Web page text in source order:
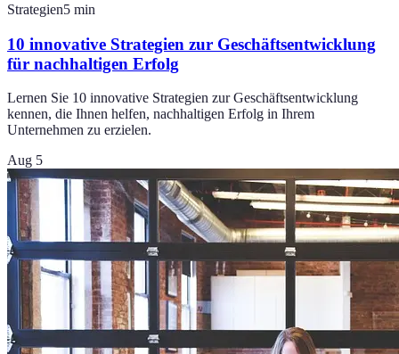
Strategien5 min
10 innovative Strategien zur Geschäftsentwicklung
für nachhaltigen Erfolg
Lernen Sie 10 innovative Strategien zur Geschäftsentwicklung
kennen, die Ihnen helfen, nachhaltigen Erfolg in Ihrem
Unternehmen zu erzielen.
Aug 5